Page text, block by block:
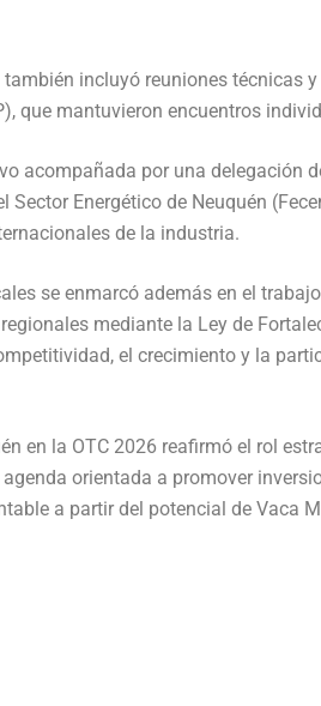
incluyó reuniones técnicas
que mantuvieron encuentros
acompañada por una delegación
Sector Energético de Neuquén
de la industria.
se enmarcó además en el
mediante la Ley de
el crecimiento y la
en la OTC 2026 reafirmó el rol
orientada a promover
a partir del potencial de Vaca